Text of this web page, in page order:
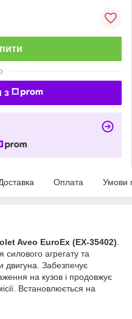
з
Оплата Умови
Aveo EuroEx (EX-35402)
силового агрегату та
двигуна. Забезпечує
на кузов і продовжує
Встановлюється на